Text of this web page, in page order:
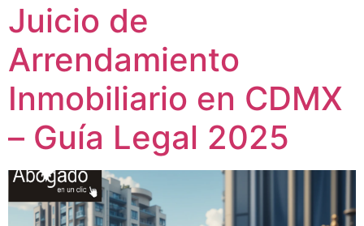
Juicio de
Arrendamiento
Inmobiliario en CDMX
– Guía Legal 2025